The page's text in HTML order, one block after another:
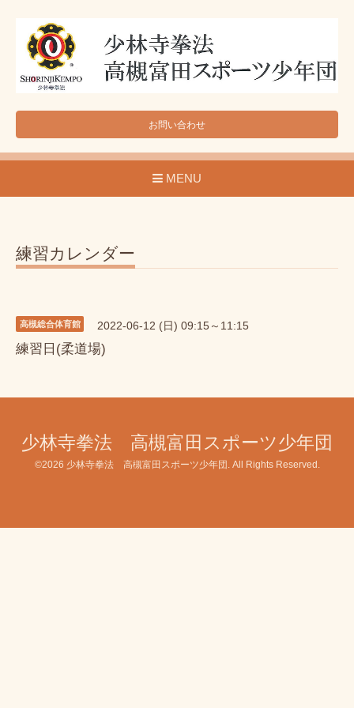
お問い合わせ
MENU
練習カレンダー
高槻総合体育館 2022-06-12 (日) 09:15～11:15
練習日(柔道場)
少林寺拳法 高槻富田スポーツ少年団
©2026 少林寺拳法 高槻富田スポーツ少年団 . All Rights Reserved.